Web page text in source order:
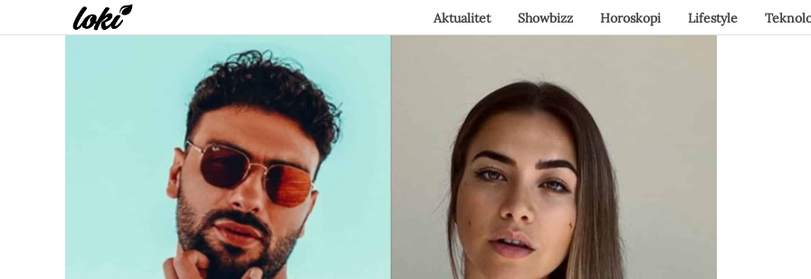
Aktualitet Showbizz Horoskopi Lifestyle